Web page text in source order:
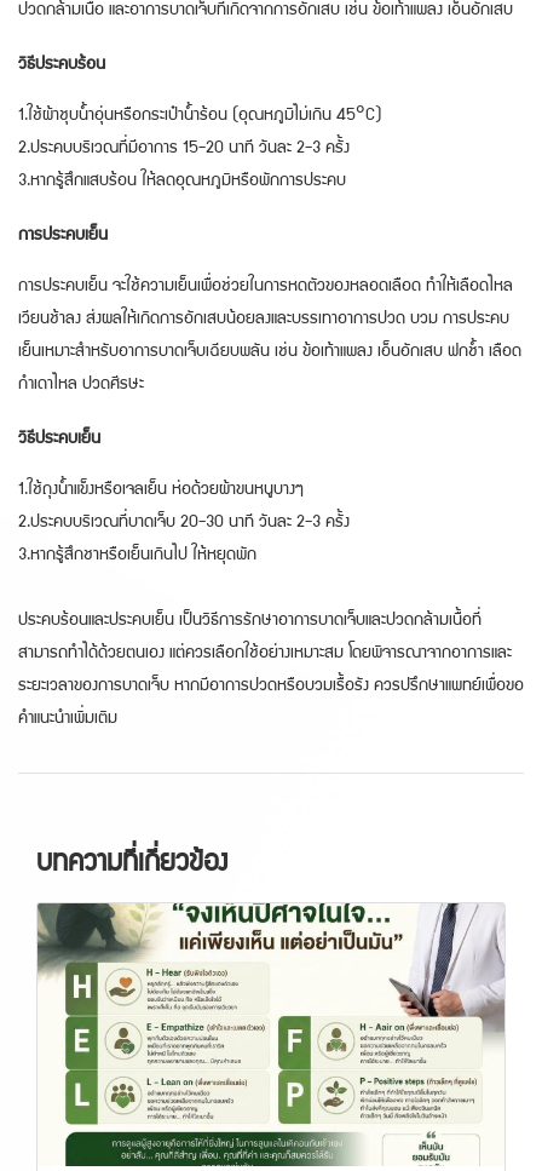
ปวดกล้ามเนื้อ และอาการบาดเจ็บที่เกิดจากการอักเสบ เช่น ข้อเท้าแพลง เอ็นอักเสบ
วิธีประคบร้อน
1.ใช้ผ้าชุบน้ำอุ่นหรือกระเป๋าน้ำร้อน (อุณหภูมิไม่เกิน 45°C)
2.ประคบบริเวณที่มีอาการ 15-20 นาที วันละ 2-3 ครั้ง
3.หากรู้สึกแสบร้อน ให้ลดอุณหภูมิหรือพักการประคบ
การประคบเย็น
การประคบเย็น จะใช้ความเย็นเพื่อช่วยในการหดตัวของหลอดเลือด ทำให้เลือดไหล
เวียนช้าลง ส่งผลให้เกิดการอักเสบน้อยลงและบรรเทาอาการปวด บวม การประคบ
เย็นเหมาะสำหรับอาการบาดเจ็บเฉียบพลัน เช่น ข้อเท้าแพลง เอ็นอักเสบ ฟกช้ำ เลือด
กำเดาไหล ปวดศีรษะ
วิธีประคบเย็น
1.ใช้ถุงน้ำแข็งหรือเจลเย็น ห่อด้วยผ้าขนหนูบางๆ
2.ประคบบริเวณที่บาดเจ็บ 20-30 นาที วันละ 2-3 ครั้ง
3.หากรู้สึกชาหรือเย็นเกินไป ให้หยุดพัก
ประคบร้อนและประคบเย็น เป็นวิธีการรักษาอาการบาดเจ็บและปวดกล้ามเนื้อที่
สามารถทำได้ด้วยตนเอง แต่ควรเลือกใช้อย่างเหมาะสม โดยพิจารณาจากอาการและ
ระยะเวลาของการบาดเจ็บ หากมีอาการปวดหรือบวมเรื้อรัง ควรปรึกษาแพทย์เพื่อขอ
คำแนะนำเพิ่มเติม
บทความที่เกี่ยวข้อง